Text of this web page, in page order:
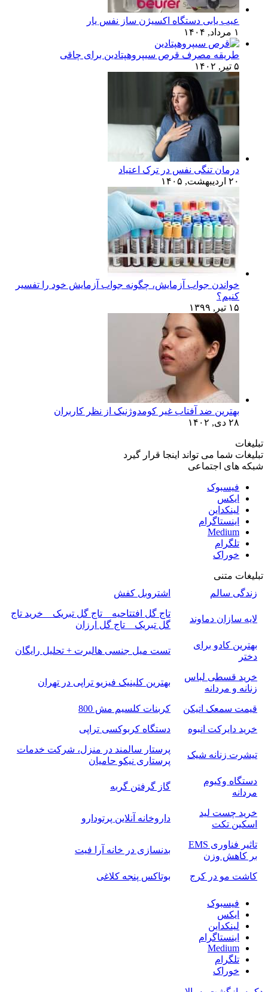
عیب یابی دستگاه اکسیژن ساز نفس یار
۱ مرداد, ۱۴۰۴
طریقه مصرف قرص سیپروهپتادین برای چاقی
۵ تیر, ۱۴۰۲
درمان تنگی نفس در ترک اعتیاد
۲۰ اردیبهشت, ۱۴۰۵
خواندن جواب آزمایش، چگونه جواب آزمایش خود را تفسیر
کنیم؟
۱۵ تیر, ۱۳۹۹
بهترین ضد آفتاب غیر کومدوژنیک از نظر کاربران
۲۸ دی, ۱۴۰۲
تبلیغات
تبلیغات شما می تواند اینجا قرار گیرد
شبکه های اجتماعی
فیسبوک
ایکس
لینکداین
اینستاگرام
Medium
تلگرام
خوراک
تبلیغات متنی
زندگی سالم
اشتروبل کفش
لایه سازان دماوند
تاج گل افتتاحیه _ تاج گل تبریک _ خرید تاج
گل تبریک _ تاج گل ارزان
بهترین کادو برای
دختر
تست میل جنسی هالبرت + تحلیل رایگان
خرید قسطی لباس
زنانه و مردانه
بهترین کلینیک فیزیو تراپی در تهران
قیمت سمعک اتیکن
کربنات کلسیم مش 800
خرید دایرکت انبوه
دستگاه کربوکسی تراپی
تیشرت زنانه شیک
پرستار سالمند در منزل، شرکت خدمات
پرستاری نیکو حامیان
دستگاه وکیوم
مردانه
گاز گرفتن گربه
خرید چست لید
اسکین تکت
داروخانه آنلاین پرتودارو
تاثیر فناوری EMS
بر کاهش وزن
بدنسازی در خانه آرا فیت
کاشت مو در کرج بوتاکس پنجه کلاغی
فیسبوک
ایکس
لینکداین
اینستاگرام
Medium
تلگرام
خوراک